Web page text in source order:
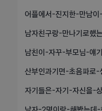
어플에서-진지한-만남
남자친구랑-만나기로
남친이-자꾸-부모님-얘
산부인과기면-초음파
자기들은-자기-자신을-